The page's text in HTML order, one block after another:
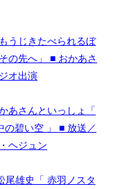
うじきたべられるぼ
の先へ」 ■ おかあさ
オ出演
あさんといっしょ「
の碧い空 」 ■ 放送／
ヘジュン
尾雄史「 赤羽ノスタ